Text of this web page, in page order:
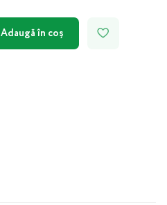
Adaugă în coș